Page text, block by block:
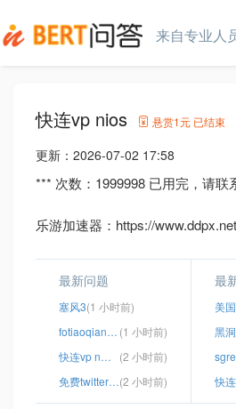
来自专业人
快连vp nios 悬赏1元 已结束
更新： 2026-07-02 17:58
*** 次数：1999998 已用完，请联
乐游加速器：https://
最新问题
塞风3(1 小时前)
fotiaoqiang下载 (1 小时前)
快连vp n官网pro
(2 小时前)
免费twitter账号密码(2 小时前)
最
美
快